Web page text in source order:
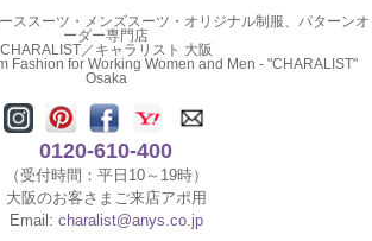
ススーツ・メンズスーツ・オリジナル制服、パターンオ
ーダー専門店
CHARALIST／キャラリスト 大阪
Fashion for Working Women and Men - "CHARALIST"
Osaka
0120-610-400
（受付時間：平日10～19時）
大阪のお客さまご来店アポ用
Email: charalist@anys.co.jp